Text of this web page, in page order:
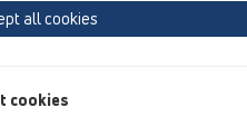
all cookies
cookies